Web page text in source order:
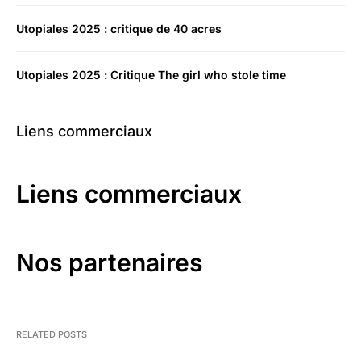
Utopiales 2025 : critique de 40 acres
Utopiales 2025 : Critique The girl who stole time
Liens commerciaux
Liens commerciaux
Nos partenaires
RELATED POSTS